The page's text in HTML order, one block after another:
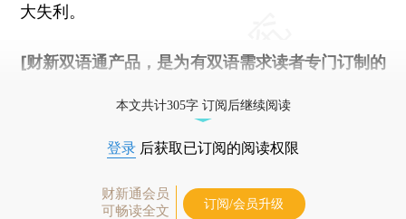
大失利。
[财新双语通产品，是为有双语需求读者专门订制的
本文共计305字 订阅后继续阅读
登录 后获取已订阅的阅读权限
财新通会员
可畅读全文
订阅/会员升级